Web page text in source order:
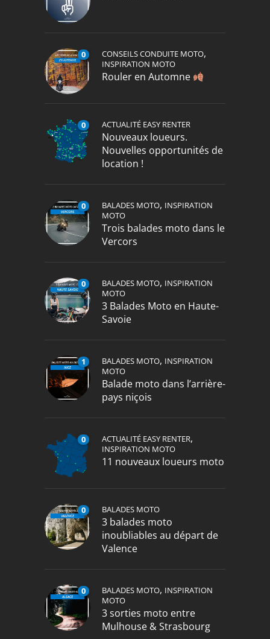
0 CONSEILS CONDUITE MOTO,
INSPIRATION MOTO
Rouler en Automne
0 ACTUALITÉ EASY RENTER
Nouveaux loueurs.
Nouvelles opportunités de
location !
0 BALADES MOTO, INSPIRATION
MOTO
Trois balades moto dans le
Vercors
0 BALADES MOTO, INSPIRATION
MOTO
3 Balades Moto en Haute-
Savoie
1 BALADES MOTO, INSPIRATION
MOTO
Balade moto dans l’arrière-
pays niçois
0 ACTUALITÉ EASY RENTER,
INSPIRATION MOTO
11 nouveaux loueurs moto
0 BALADES MOTO
3 balades moto
inoubliables au départ de
Valence
0 BALADES MOTO, INSPIRATION
MOTO
3 sorties moto entre
Mulhouse & Strasbourg